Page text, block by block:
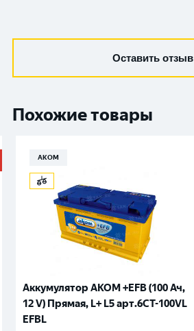
Оставить отзыв
Похожие товары
АКОМ
Аккумулятор AKOM +EFB (100 Ач,
12 V) Прямая, L+ L5 арт.6СТ-100VL
EFBL